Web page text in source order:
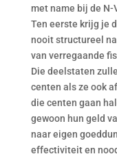
met name bij de N-
Ten eerste krijg je
nooit structureel
van verregaande
Die deelstaten
centen als ze ook
die centen gaan
gewoon hun geld
naar eigen
effectiviteit en